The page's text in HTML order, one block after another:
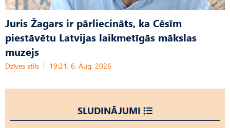
Juris Žagars ir pārliecināts, ka Cēsīm
piestāvētu Latvijas laikmetīgās mākslas
muzejs
Dzīves stils 19:21, 6. Aug, 2026
SLUDINĀJUMI